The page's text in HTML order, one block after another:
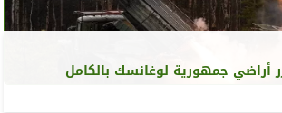
أراضي جمهورية لوغانسك بالكامل